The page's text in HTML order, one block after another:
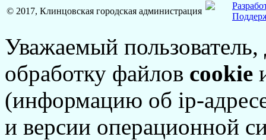
© 2017, Клинцовская городская администрация
Уважаемый
обработку файлов cookie
(информацию об ip-
и версии операционной